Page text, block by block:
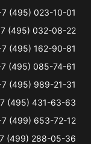
(495) 023-10-01
(495) 032-08-22
(495) 162-90-81
(495) 085-74-61
(495) 989-21-31
(495) 431-63-63
(499) 653-72-12
(499) 288-05-36